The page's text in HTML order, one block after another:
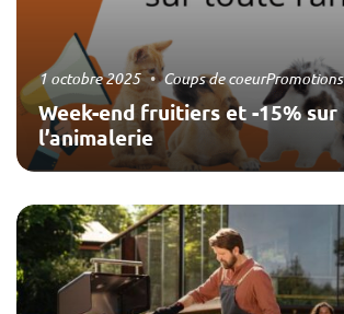
Week-end fruitiers et -15% sur
l’animalerie
1 octobre 2025 Coups de coeurPromotions